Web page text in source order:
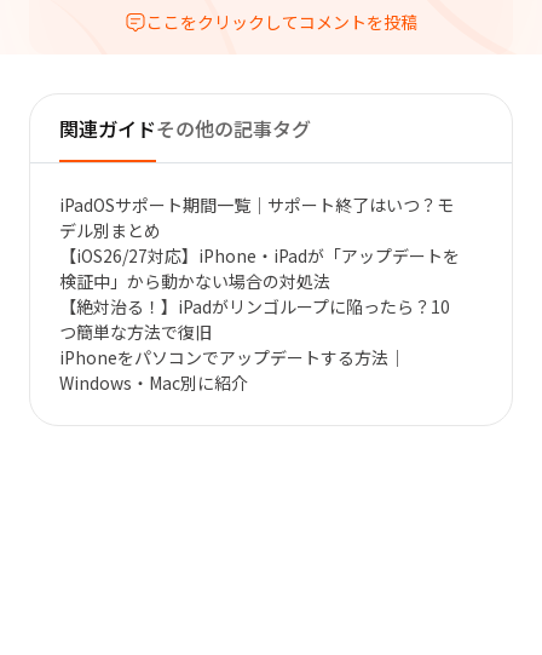
ここをクリックしてコメントを投稿
関連ガイドその他の記事タグ
iPadOSサポート期間一覧｜サポート終了はいつ？モ
デル別まとめ
【iOS26/27対応】iPhone・iPadが「アップデートを
検証中」から動かない場合の対処法
【絶対治る！】iPadがリンゴループに陥ったら？10
つ簡単な方法で復旧
iPhoneをパソコンでアップデートする方法｜
Windows・Mac別に紹介